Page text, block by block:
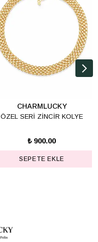
CHARMLUCKY
ÖZEL SERİ ZİNCİR KOLYE
₺ 900.00
SEPETE EKLE